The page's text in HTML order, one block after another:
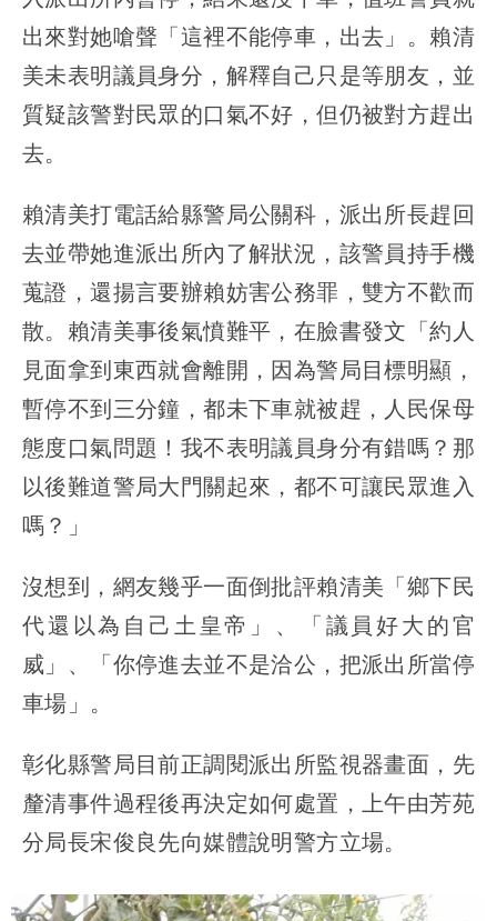
出來對她嗆聲「這裡不能停車，出去」。賴清
美未表明議員身分，解釋自己只是等朋友，並
質疑該警對民眾的口氣不好，但仍被對方趕出
去。
賴清美打電話給縣警局公關科，派出所長趕回
去並帶她進派出所內了解狀況，該警員持手機
蒐證，還揚言要辦賴妨害公務罪，雙方不歡而
散。賴清美事後氣憤難平，在臉書發文「約人
見面拿到東西就會離開，因為警局目標明顯，
暫停不到三分鐘，都未下車就被趕，人民保母
態度口氣問題！我不表明議員身分有錯嗎？那
以後難道警局大門關起來，都不可讓民眾進入
嗎？」
沒想到，網友幾乎一面倒批評賴清美「鄉下民
代還以為自己土皇帝」、「議員好大的官
威」、「你停進去並不是洽公，把派出所當停
車場」。
彰化縣警局目前正調閱派出所監視器畫面，先
釐清事件過程後再決定如何處置，上午由芳苑
分局長宋俊良先向媒體說明警方立場。